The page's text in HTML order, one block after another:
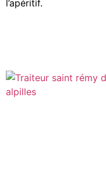
l’apéritif.